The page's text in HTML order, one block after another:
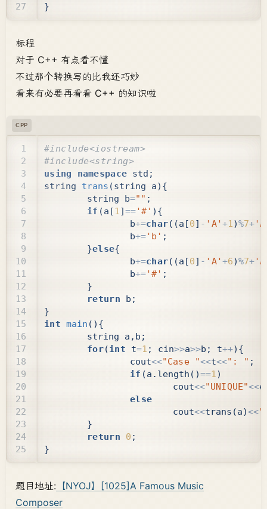
}
标程
对于 C++ 有点看不懂
不过那个转换写的比我还巧妙
看来有必要再看看 C++ 的知识啦
CPP
14
24
using
namespace std ;
string
trans (string a){
string
b="" ;
if (a [1]=='#' ){
b+=char((a [0] - 'A'+1)%7+
b+='b' ;
}else{
b+=char((a [0] - 'A'+6)%7+
b+='#' ;
}
return
b ;
}
int main (){
string
a , b ;
for(int t=1 ; cin>>a>>b ; t++){
cout<<"Case "<<t<<": " ;
if (a . length ()==1)
cout<<"UNIQUE"<<
else
cout<<trans (a)<<"
}
return
0 ;
}
题目地址: 【NYOJ】[1025]A Famous Music
Composer